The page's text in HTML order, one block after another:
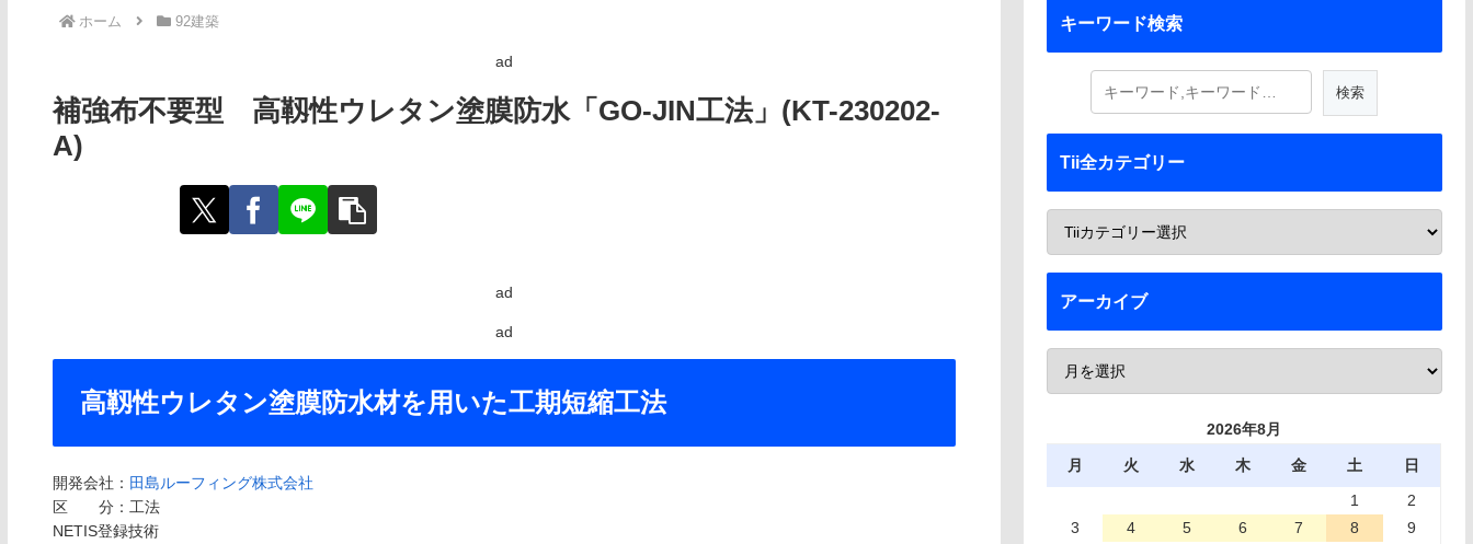
ホーム 92建築
ad
補強布不要型 高靱性ウレタン塗膜防水「GO-JIN工法」(KT-230202-
A)
ad
ad
高靱性ウレタン塗膜防水材を用いた工期短縮工法
開発会社： 田島ルーフィング株式会社
区 分：工法
NETIS登録技術
キーワード検索
Tii全カテゴリー
アーカイブ
2026年8月
月 火 水 木 金 土
日
1
2
3
4 5 6 7 8
9